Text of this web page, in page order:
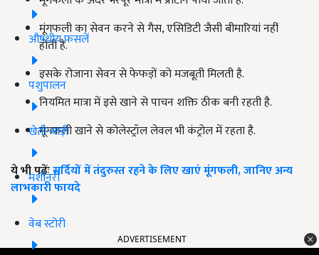
औषधीय फसलें
पशुपालन
खेती-बाड़ी
मशीनरी
वेब स्टोरी
मूंगफली का सेवन करने से गैस,एसिडिटी जैसी बीमारियां नहीं
होतीहैं.
इसके रोजाना सेवन से फेफड़ों को मजबूती मिलती है.
नियमित मात्रा में इसे खाने से पाचन शक्ति ठीक बनी रहती है.
मूंगफली खाने से कोलेस्ट्रॉल लेवल भी कंट्रोल में रहता है.
ये भी पढ़ेंःसर्दियों में तंदुरुस्त रहने के लिए खाएं मूंगफली, जानिए अन्य
लाभकारी फायदे
ADVERTISEMENT